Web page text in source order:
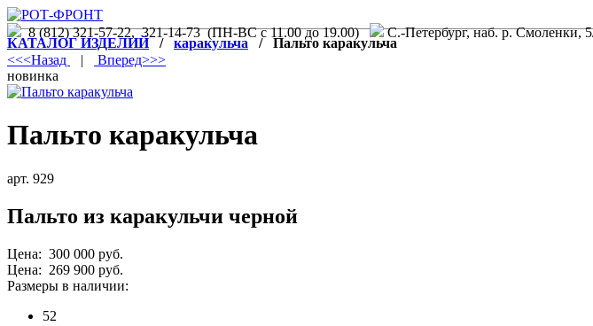
8 (812) 321-57-22, 321-14-73 (ПН-ВС с 11.00 до 19.00) С.-Петербург, наб. р. Смоленки,
КАТАЛОГ ИЗДЕЛИЙ/ каракульча / Пальто каракульча
<<<Назад
|
Вперед>>>
новинка
Пальто каракульча
арт. 929
Пальто из каракульчи черной
Цена: 300 000 руб.
Цена: 269 900 руб.
Размеры в наличии:
52